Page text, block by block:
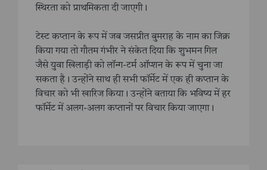
स्थिरता को प्राथमिकता दी जाएगी।
टेस्ट कप्तान के रूप में जब जसप्रीत बुमराह के नाम का जिक्र
किया गया तो गौतम गंभीर ने संकेत दिया कि शुभमन गिल
जैसे युवा खिलाड़ी को लॉन्ग-टर्म ऑप्शन के रूप में चुना जा
सकता है। उन्होंने साथ ही सभी फॉर्मेट में एक ही कप्तान के
विचार को भी खारिज किया। उन्होंने बताया कि भविष्य में हर
फॉर्मेट में अलग-अलग कप्तानों पर विचार किया जाएगा।